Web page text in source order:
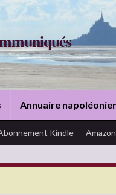
Annuaire
Kindle